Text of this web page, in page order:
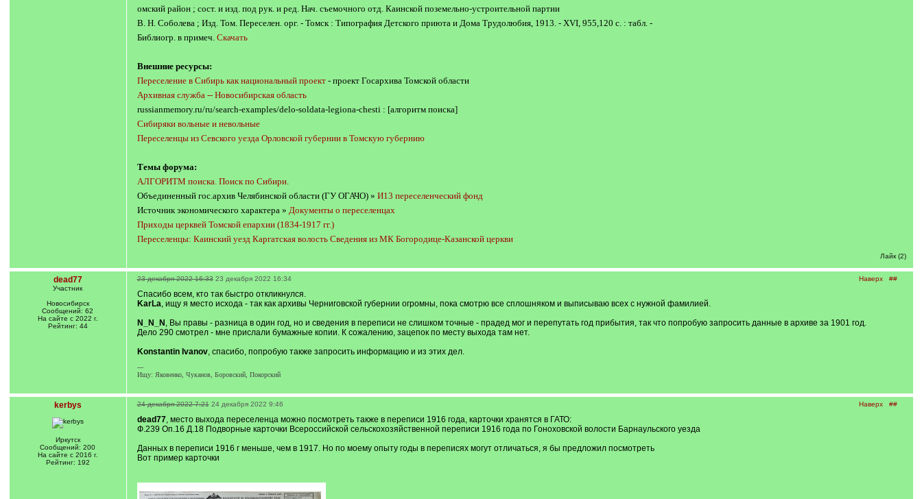
омский район ; сост. и изд. под рук. и ред. Нач. съемочного отд. Каинской поземельно-устроительной партии
В. Н. Соболева ; Изд. Том. Переселен. орг. - Томск : Типография Детского приюта и Дома Трудолюбия, 1913. - XVI, 955,120 с. : табл. -
Библиогр. в примеч. Скачать
Внешние ресурсы:
Переселение в Сибирь как национальный проект - проект Госархива Томской области
Архивная служба -- Новосибирская область
russianmemory.ru/ru/search-examples/delo-soldata-legiona-chesti : [алгоритм поиска]
Сибиряки вольные и невольные
Переселенцы из Севского уезда Орловской губернии в Томскую губернию
Темы форума:
АЛГОРИТМ поиска. Поиск по Сибири.
Объединенный гос.архив Челябинской области (ГУ ОГАЧО) » И13 переселенческий фонд
Источник экономического характера » Документы о переселенцах
Приходы церквей Томской епархии (1834-1917 гг.)
Переселенцы: Каинский уезд Каргатская волость Сведения из МК Богородице-Казанской церкви
Лайк (2)
dead77
Участник
Новосибирск
Сообщений: 62
На сайте с 2022 г.
Рейтинг: 44
Наверх ##
23 декабря 2022 16:33 23 декабря 2022 16:34
Спасибо всем, кто так быстро откликнулся.
KarLa, ищу я место исхода - так как архивы Черниговской губернии огромны, пока смотрю все сплошняком и выписываю всех с нужной фамилией.
N_N_N , Вы правы - разница в один год, но и сведения в переписи не слишком точные - прадед мог и перепутать год прибытия, так что попробую запросить данные в архиве за 1901 год.
Дело 290 смотрел - мне прислали бумажные копии. К сожалению, зацепок по месту выхода там нет.
Konstantin Ivanov, спасибо, попробую также запросить информацию и из этих дел.
---
Ищу: Яковенко, Чуканов, Боровский, Покорский
kerbys
Иркутск
Сообщений: 200
На сайте с 2016 г.
Рейтинг: 192
Наверх ##
24 декабря 2022 7:21 24 декабря 2022 9:46
dead77, место выхода переселенца можно посмотреть также в переписи 1916 года, карточки хранятся в ГАТО:
Ф.239 Оп.16 Д.18 Подворные карточки Всероссийской сельскохозяйственной переписи 1916 года по Гоноховской волости Барнаульского уезда
Данных в переписи 1916 г меньше, чем в 1917. Но по моему опыту годы в переписях могут отличаться, я бы предложил посмотреть
Вот пример карточки